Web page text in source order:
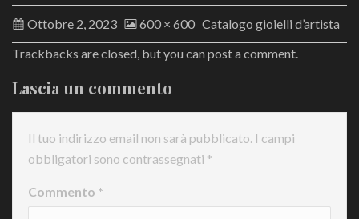
Ottobre 2, 2023 600 × 600 Catalogo gioielli d’artista
Trackbacks are closed, but you can post a comment.
Lascia un commento
Il tuo indirizzo email non sarà pubblicato. I campi
obbligatori sono contrassegnati *
Commento *